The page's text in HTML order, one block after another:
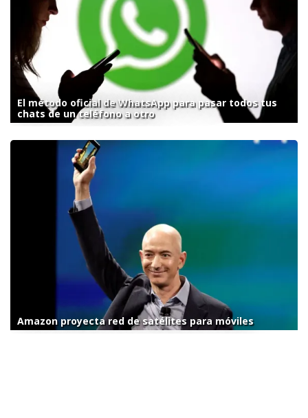
El método oficial de WhatsApp para pasar todos tus
chats de un teléfono a otro
Amazon proyecta red de satélites para móviles